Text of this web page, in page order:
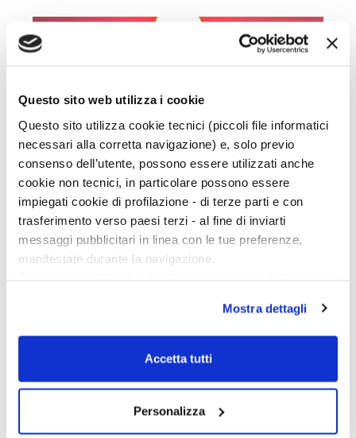
Questo sito web utilizza i cookie
Questo sito utilizza cookie tecnici (piccoli file informatici
necessari alla corretta navigazione) e, solo previo
consenso dell’utente, possono essere utilizzati anche
cookie non tecnici, in particolare possono essere
impiegati cookie di profilazione - di terze parti e con
trasferimento verso paesi terzi - al fine di inviarti
messaggi pubblicitari in linea con le tue preferenze,
manifestate durante la navigazione.
scelte privacy sui cookie, ti invitiamo a prendere visione
dell’informativa cookie.
Chiudendo il banner tramite la “X” prosegui la
dei soli cookie tecnici. Selezionando “Accetta tutti” presti
il tuo consenso alla profilazione che potrai revocare in
ogni momentoRevoca
Mostra dettagli
Accetta tutti
Personalizza
STORIE
INTRAMONTABILI
Per classici intendiamo storie che non perdono mai il
mantenere inalterato il gusto della scoperta a ogni
consiglio di storie intramontabili.